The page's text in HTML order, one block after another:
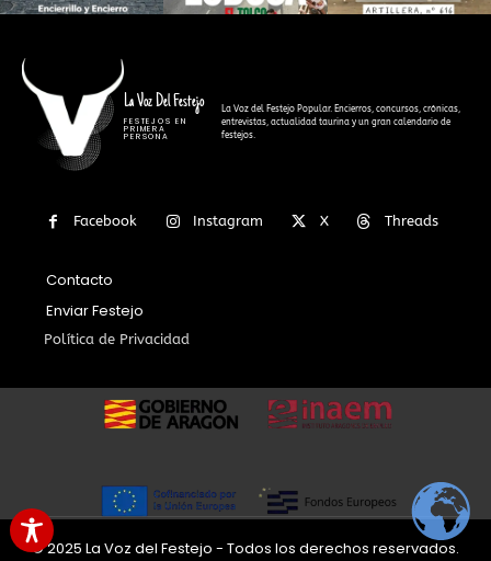
La Voz Del Festejo
FESTEJOS EN
PRIMERA
PERSONA
La Voz del Festejo Popular. Encierros, concursos, crónicas,
entrevistas, actualidad taurina y un gran calendario de
festejos.
Facebook Instagram X Threads
Contacto
Enviar Festejo
Política de Privacidad
© 2025 La Voz del Festejo - Todos los derechos reservados.